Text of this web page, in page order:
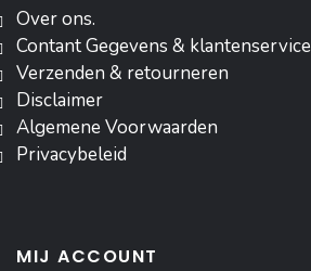
Over ons.
Contant Gegevens & klantenservice
Verzenden & retourneren
Disclaimer
Algemene Voorwaarden
Privacybeleid
MIJ ACCOUNT